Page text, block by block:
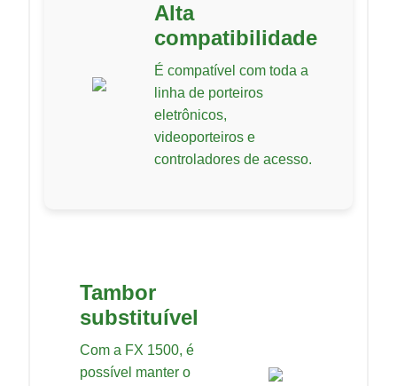
Alta
compatibilidade
É compatível com toda a
linha de porteiros
eletrônicos,
videoporteiros e
controladores de acesso.
Tambor
substituível
Com a FX 1500, é
possível manter o